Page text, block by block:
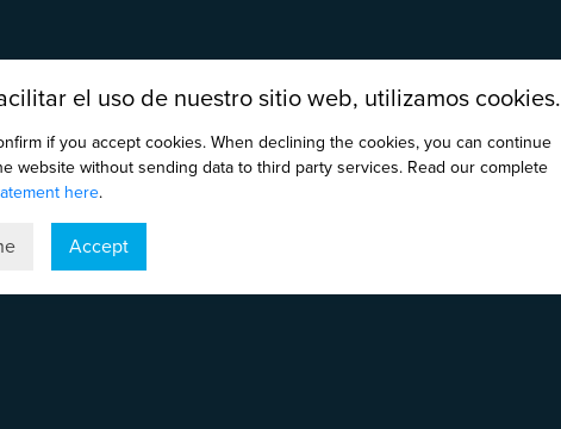
el uso de nuestro sitio web, utilizamos cookies.
if you accept cookies. When declining the cookies, you can continue
website without sending data to third party services. Read our complete
here.
Accept